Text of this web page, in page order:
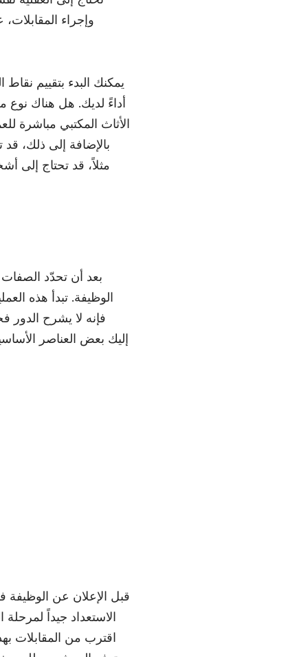
وإجراء
يمكنك البدء بتقييم
أداءً لديك. هل هناك نوع
الأثاث المكتبي مباشرة
بعد أن تحدّد
الوظيفة. تبدأ هذه
فإنه لا يشرح
قبل الإعلان عن
الاستعداد جيداً
اقترب من المقابلات